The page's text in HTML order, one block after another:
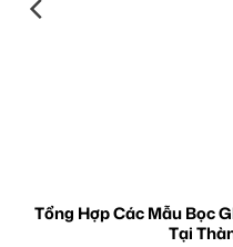
Tổng Hợp Các Mẫu Bọc
Tại